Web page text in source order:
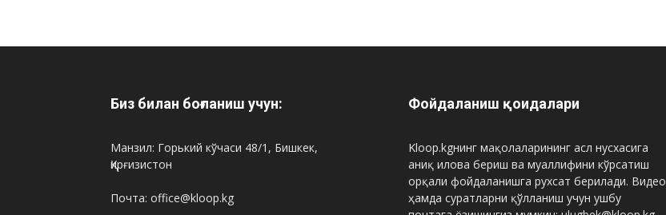
Биз билан боғланиш учун:
Манзил: Горький кўчаси 48/1, Бишкек,
Қирғизистон
Почта: office@kloop.kg
Фойдаланиш қоидалари
Kloop.kgнинг мақолаларининг асл нусхасига
аниқ илова бериш ва муаллифини кўрсатиш
орқали фойдаланишга рухсат берилади. Видео
ҳамда суратларни қўлланиш учун ушбу